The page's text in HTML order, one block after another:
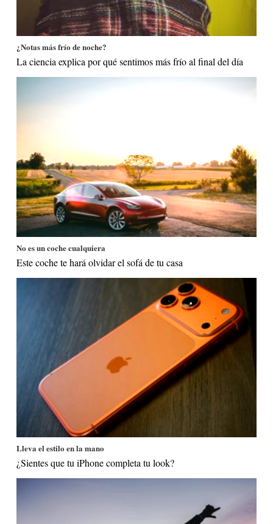
¿Notas más frío de noche?
La ciencia explica por qué sentimos más frío al final del día
No es un coche cualquiera
Este coche te hará olvidar el sofá de tu casa
Lleva el estilo en la mano
¿Sientes que tu iPhone completa tu look?